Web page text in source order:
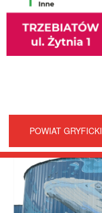
POWIAT GRYFICKI